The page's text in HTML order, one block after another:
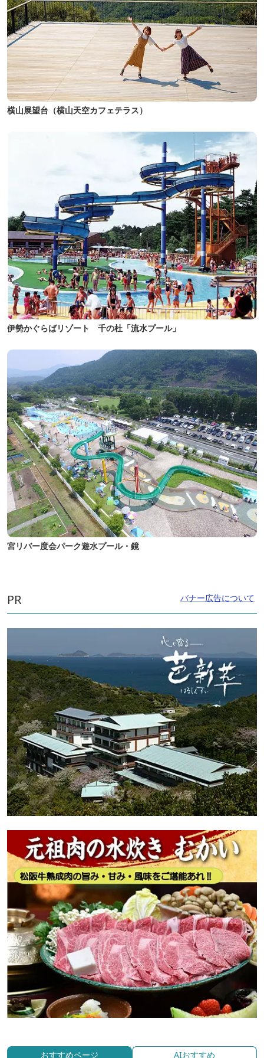
横山展望台（横山天空カフェテラス）
伊勢かぐらばリゾート 千の杜「流水プール」
宮リバー度会パーク遊水プール・鏡
PR バナー広告について
おすすめページ AIおすすめ